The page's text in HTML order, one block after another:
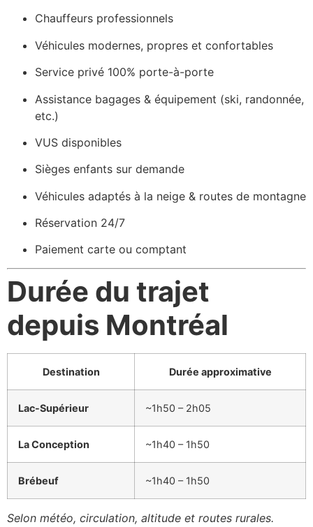
Chauffeurs professionnels
Véhicules modernes, propres et confortables
Service privé 100% porte-à-porte
Assistance bagages & équipement (ski, randonnée,
etc.)
VUS disponibles
Sièges enfants sur demande
Véhicules adaptés à la neige & routes de montagne
Réservation 24/7
Paiement carte ou comptant
Durée du trajet
depuis Montréal
Destination Durée approximative
Lac-Supérieur ~1h50 – 2h05
La Conception ~1h40 – 1h50
Brébeuf ~1h40 – 1h50
Selon météo, circulation, altitude et routes rurales.